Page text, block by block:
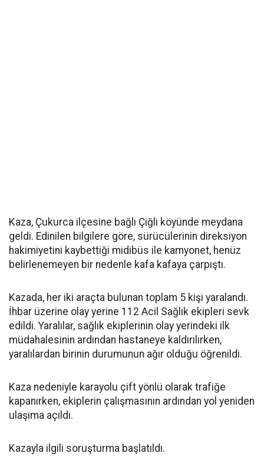
Kaza, Çukurca ilçesine bağlı Çiğli köyünde meydana
geldi. Edinilen bilgilere göre, sürücülerinin direksiyon
hakimiyetini kaybettiği midibüs ile kamyonet, henüz
belirlenemeyen bir nedenle kafa kafaya çarpıştı.
Kazada, her iki araçta bulunan toplam 5 kişi yaralandı.
İhbar üzerine olay yerine 112 Acil Sağlık ekipleri sevk
edildi. Yaralılar, sağlık ekiplerinin olay yerindeki ilk
müdahalesinin ardından hastaneye kaldırılırken,
yaralılardan birinin durumunun ağır olduğu öğrenildi.
Kaza nedeniyle karayolu çift yönlü olarak trafiğe
kapanırken, ekiplerin çalışmasının ardından yol yeniden
ulaşıma açıldı.
Kazayla ilgili soruşturma başlatıldı.